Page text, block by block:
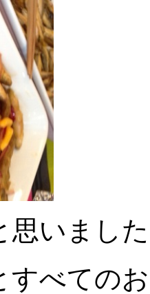
思いまし
すべての